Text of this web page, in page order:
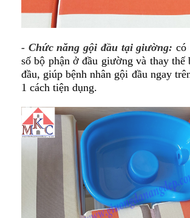
- Chức năng gội đầu tại giường: có
số bộ phận ở đầu giường và thay thế
đầu, giúp bệnh nhân gội đầu ngay
1 cách tiện dụng.